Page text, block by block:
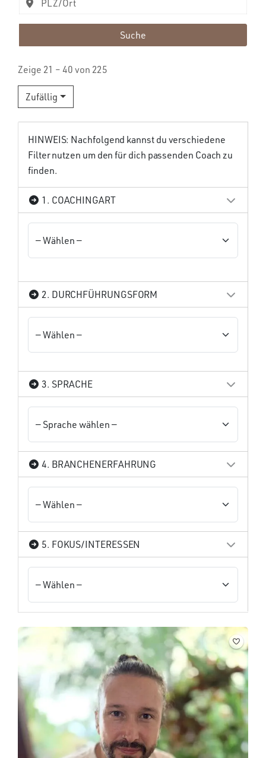
Suche
Zeige 21 – 40 von 225
Zufällig
HINWEIS: Nachfolgend kannst du verschiedene
Filter nutzen um den für dich passenden Coach zu
finden.
1. COACHINGART
2. DURCHFÜHRUNGSFORM
3. SPRACHE
4. BRANCHENERFAHRUNG
5. FOKUS/INTERESSEN